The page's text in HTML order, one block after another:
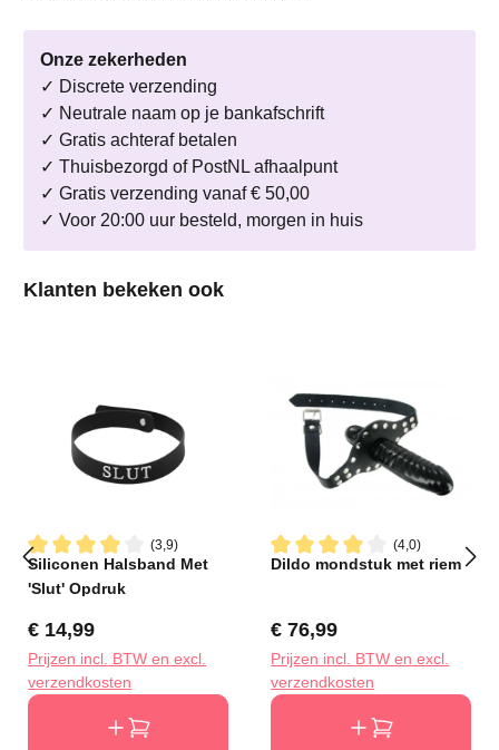
Onze zekerheden
✓ Discrete verzending
✓ Neutrale naam op je bankafschrift
✓ Gratis achteraf betalen
✓ Thuisbezorgd of PostNL afhaalpunt
✓ Gratis verzending vanaf € 50,00
✓ Voor 20:00 uur besteld, morgen in huis
Productgalerij overslaan
Klanten bekeken ook
(3,9)
Gemiddelde waardering van 3.9 van 5 sterren
Siliconen Halsband Met
'Slut' Opdruk
Normale prijs:
€ 14,99
Prijzen incl. BTW en excl.
verzendkosten
(4,0)
Gemiddelde waardering van
Dildo mondstuk met riem
Normale prijs:
€ 76,99
Prijzen incl. BTW en excl.
verzendkosten